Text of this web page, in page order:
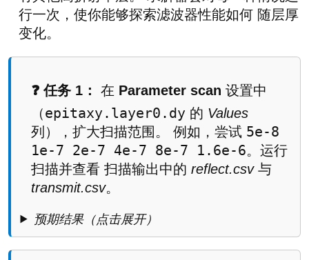
行一次，使你能够探索滤波器性能如何 随层厚
变化。
❓ 任务 1： 在 Parameter scan 设置中
（epitaxy.layer0.dy 的 Values
列），扩大扫描范围。 例如，尝试 5e-8
1e-7 2e-7 4e-7 8e-7 1.6e-6。运行
扫描并查看 扫描输出中的 reflect.csv与
transmit.csv。
预期结果（点击展开）